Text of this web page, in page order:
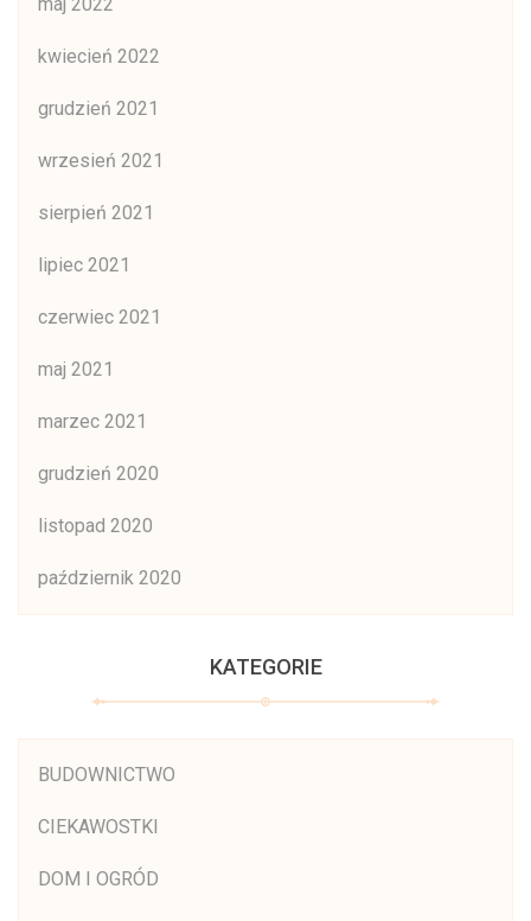
kwiecień 2022
grudzień 2021
wrzesień 2021
sierpień 2021
lipiec 2021
czerwiec 2021
maj 2021
marzec 2021
grudzień 2020
listopad 2020
październik 2020
KATEGORIE
BUDOWNICTWO
CIEKAWOSTKI
DOM I OGRÓD